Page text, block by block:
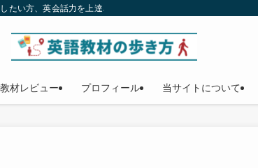
い方、英会話力を上達させたい方、独学で英語をマスター
教材レビュー プロフィール 当サイトについて